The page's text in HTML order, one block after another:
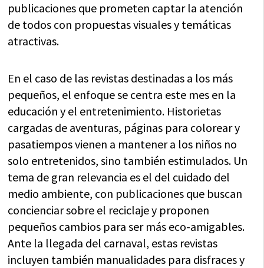
publicaciones que prometen captar la atención
de todos con propuestas visuales y temáticas
atractivas.
En el caso de las revistas destinadas a los más
pequeños, el enfoque se centra este mes en la
educación y el entretenimiento. Historietas
cargadas de aventuras, páginas para colorear y
pasatiempos vienen a mantener a los niños no
solo entretenidos, sino también estimulados. Un
tema de gran relevancia es el del cuidado del
medio ambiente, con publicaciones que buscan
concienciar sobre el reciclaje y proponen
pequeños cambios para ser más eco-amigables.
Ante la llegada del carnaval, estas revistas
incluyen también manualidades para disfraces y